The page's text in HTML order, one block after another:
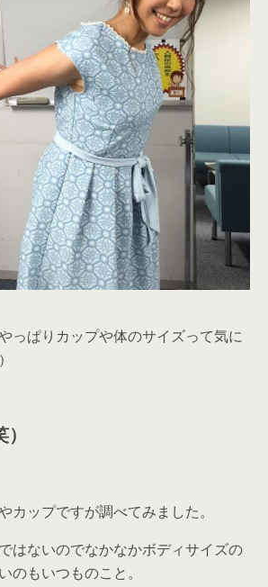
っぱりカップや体のサイズって気に
カップですが調べてみました。
はないのでなかなかボディサイズの
のもいつものこと。